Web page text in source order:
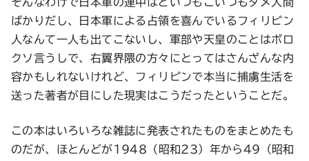
ばかりだし、日本軍による占領を喜んでいるフィリピン
人なんて一人も出てこないし、軍部や天皇のことはボロ
クソ言うしで、右翼界隈の方々にとってはさんざんな内
容かもしれないけれど、フィリピンで本当に捕虜生活を
送った著者が目にした現実はこうだったということだ。
この本はいろいろな雑誌に発表されたものをまとめたも
のだが、ほとんどが1948（昭和23）年から49（昭和